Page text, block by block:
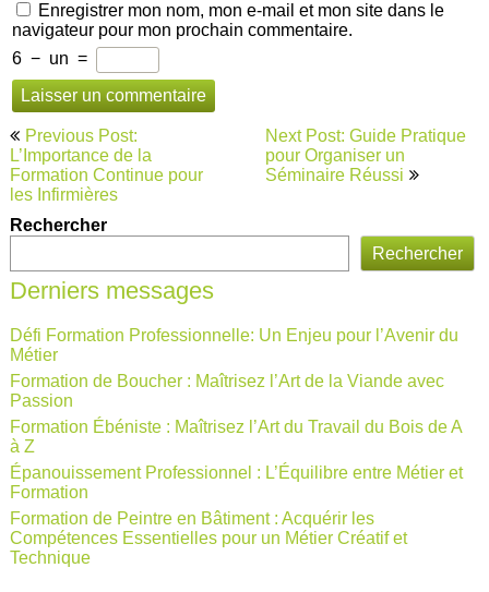
Enregistrer mon nom, mon e-mail et mon site dans le
navigateur pour mon prochain commentaire.
6 − un =
Navigation
de
l’article
Previous Post:
L’Importance de la
Formation Continue pour
les Infirmières
Next Post: Guide Pratique
pour Organiser un
Séminaire Réussi
Rechercher
Rechercher
Derniers messages
Défi Formation Professionnelle: Un Enjeu pour l’Avenir du
Métier
Formation de Boucher : Maîtrisez l’Art de la Viande avec
Passion
Formation Ébéniste : Maîtrisez l’Art du Travail du Bois de A
à Z
Épanouissement Professionnel : L’Équilibre entre Métier et
Formation
Formation de Peintre en Bâtiment : Acquérir les
Compétences Essentielles pour un Métier Créatif et
Technique